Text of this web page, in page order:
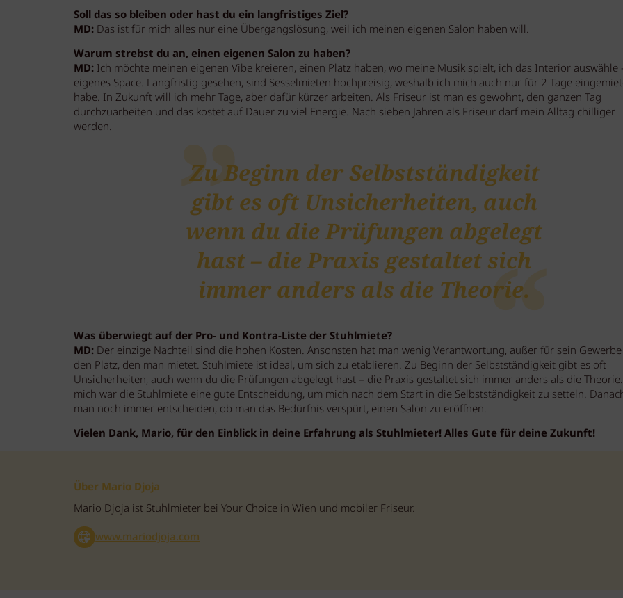
Soll das so bleiben oder hast du ein langfristiges Ziel?
MD: Das ist für mich alles nur eine Übergangslösung, weil ich meinen eigenen Salon haben will.
Warum strebst du an, einen eigenen Salon zu haben?
MD: Ich möchte meinen eigenen Vibe kreieren, einen Platz haben, wo meine Musik spielt, ich das Interior auswähle
eigenes Space. Langfristig gesehen, sind Sesselmieten hochpreisig, weshalb ich mich auch nur für 2 Tage
habe. In Zukunft will ich mehr Tage, aber dafür kürzer arbeiten. Als Friseur ist man es gewohnt, den ganzen Tag
durchzuarbeiten und das kostet auf Dauer zu viel Energie. Nach sieben Jahren als Friseur darf mein Alltag chilliger
werden.
Zu Beginn der Selbstständigkeit
gibt es oft Unsicherheiten, auch
wenn du die Prüfungen abgelegt
hast – die Praxis gestaltet sich
immer anders als die Theorie.
Was überwiegt auf der Pro- und Kontra-Liste der Stuhlmiete?
MD: Der einzige Nachteil sind die hohen Kosten. Ansonsten hat man wenig Verantwortung, außer für sein
den Platz, den man mietet. Stuhlmiete ist ideal, um sich zu etablieren. Zu Beginn der Selbstständigkeit gibt es oft
Unsicherheiten, auch wenn du die Prüfungen abgelegt hast – die Praxis gestaltet sich immer anders als die
mich war die Stuhlmiete eine gute Entscheidung, um mich nach dem Start in die Selbstständigkeit zu setteln.
man noch immer entscheiden, ob man das Bedürfnis verspürt, einen Salon zu eröffnen.
Vielen Dank, Mario, für den Einblick in deine Erfahrung als Stuhlmieter! Alles Gute für deine Zukunft!
Über Mario Djoja
Mario Djoja ist Stuhlmieter bei Your Choice in Wien und mobiler Friseur.
www.mariodjoja.com